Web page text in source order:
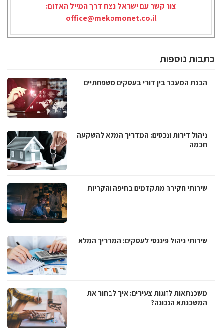
צור קשר עם ישראל נצח דרך המייל האדום:
office@mekomonet.co.il
כתבות נוספות
הבנת המעבר בין דורי בעסקים משפחתיים
ניהול דירות ונכסים: המדריך המלא להשקעה
חכמה
שירותי חקירה מתקדמים בחיפה והקריות
שירותי ניהול פיננסי לעסקים: המדריך המלא
משכנתאות לזוגות צעירים: איך לבחור את
המשכנתא הנכונה?